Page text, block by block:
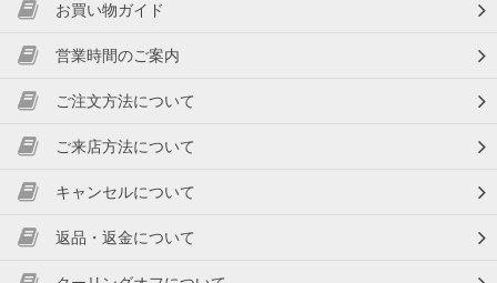
お買い物ガイド
営業時間のご案内
ご注文方法について
ご来店方法について
キャンセルについて
返品・返金について